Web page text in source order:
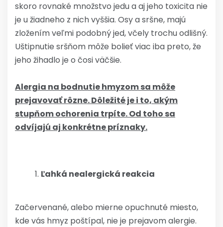
skoro rovnaké množstvo jedu a aj jeho toxicita nie
je u žiadneho z nich vyššia. Osy a sršne, majú
zložením veľmi podobný jed, včely trochu odlišný.
Uštipnutie sršňom môže bolieť viac iba preto, že
jeho žihadlo je o čosi väčšie.
Alergia na bodnutie hmyzom sa môže
prejavovať rôzne. Dôležité je i to, akým
stupňom ochorenia trpíte. Od toho sa
odvíjajú aj konkrétne príznaky.
Ľahká nealergická reakcia
Začervenané, alebo mierne opuchnuté miesto,
kde vás hmyz poštípal, nie je prejavom alergie.